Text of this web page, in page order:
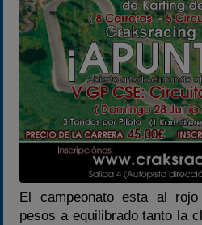
El campeonato esta al
pesos a equilibrado tanto la